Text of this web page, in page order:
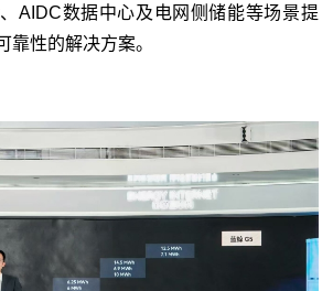
AIDC数据中心及电网侧储能等场景提
靠性的解决方案。